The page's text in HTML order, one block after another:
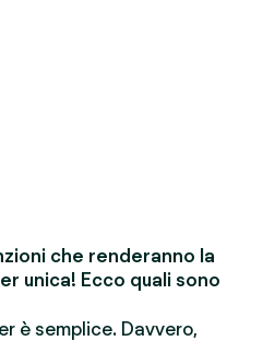
che renderanno la
unica! Ecco quali sono
è semplice. Davvero,